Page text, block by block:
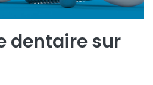
dentaire sur